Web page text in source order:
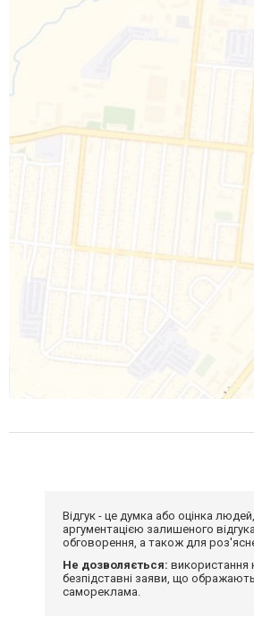
Відгук - це думка або оцінка
аргументацією залишеного
обговорення, а також для
Не дозволяється: використання
безпідставні заяви, що ображають
самореклама.